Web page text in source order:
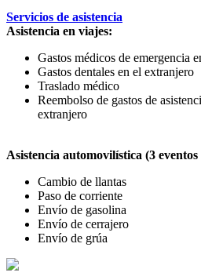
Servicios de asistencia
Asistencia en viajes:
Gastos médicos de emergencia
Gastos dentales en el extranjero
Traslado médico
Reembolso de gastos de
extranjero
Asistencia automovilística (3
Cambio de llantas
Paso de corriente
Envío de gasolina
Envío de cerrajero
Envío de grúa